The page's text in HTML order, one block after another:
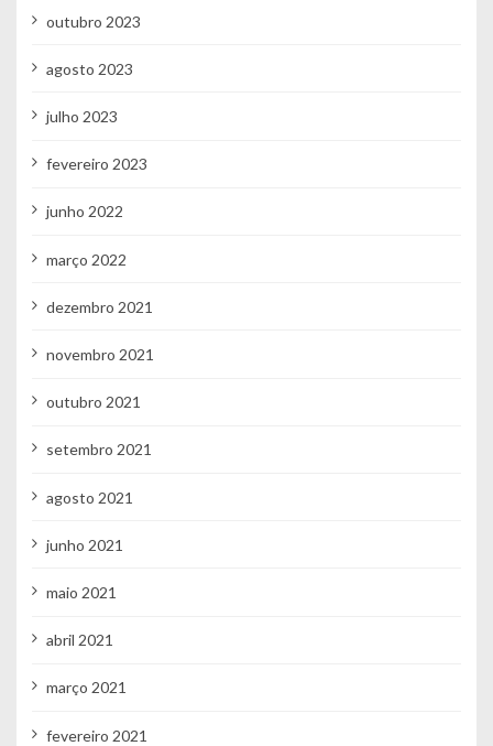
outubro 2023
agosto 2023
julho 2023
fevereiro 2023
junho 2022
março 2022
dezembro 2021
novembro 2021
outubro 2021
setembro 2021
agosto 2021
junho 2021
maio 2021
abril 2021
março 2021
fevereiro 2021